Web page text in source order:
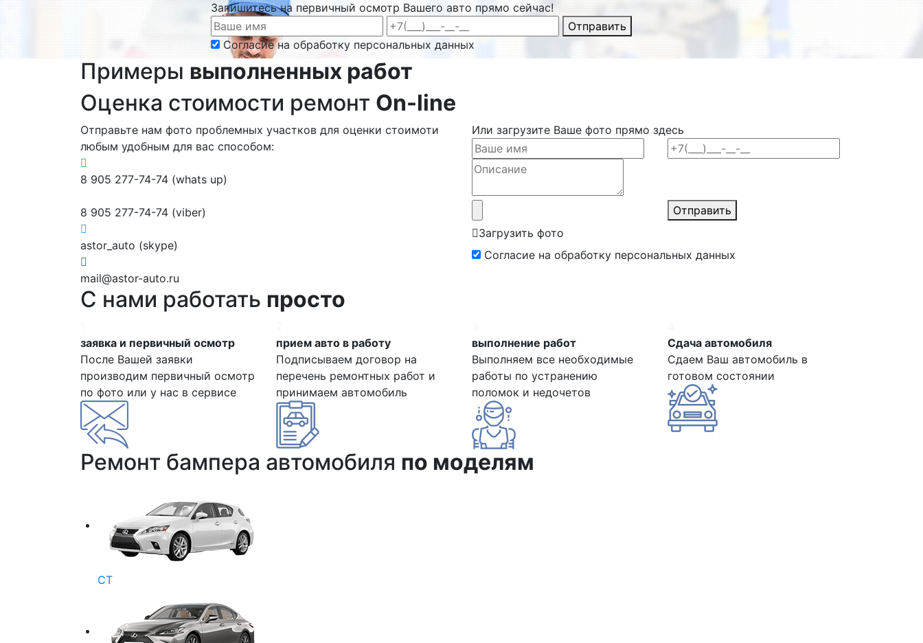
Запишитесь на первичный осмотр Вашего авто прямо сейчас!
Отправить
Согласие на обработку персональных данных
Примеры выполненных работ
Оценка стоимости ремонт On-line
Отправьте нам фото проблемных участков для оценки стоимоти
любым удобным для вас способом:
8 905 277-74-74 (whats up)
8 905 277-74-74 (viber)
astor_auto (skype)
mail@astor-auto.ru
Или загрузите Ваше фото прямо здесь
Загрузить фото
Отправить
Согласие на обработку персональных данных
С нами работать просто
заявка и первичный осмотр
После Вашей заявки
производим первичный осмотр
по фото или у нас в сервисе
прием авто в работу
Подписываем договор на
перечень ремонтных работ и
принимаем автомобиль
выполнение работ
Выполняем все необходимые
работы по устранению
поломок и недочетов
Сдача автомобиля
Сдаем Ваш автомобиль в
готовом состоянии
Ремонт бампера автомобиля по моделям
CT